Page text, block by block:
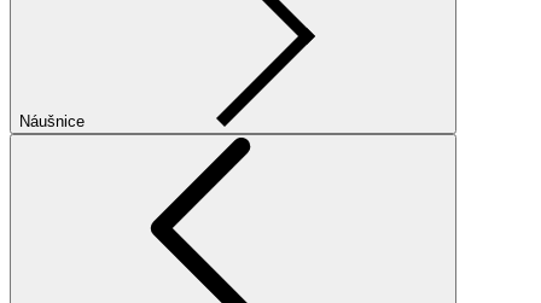
Náušnice